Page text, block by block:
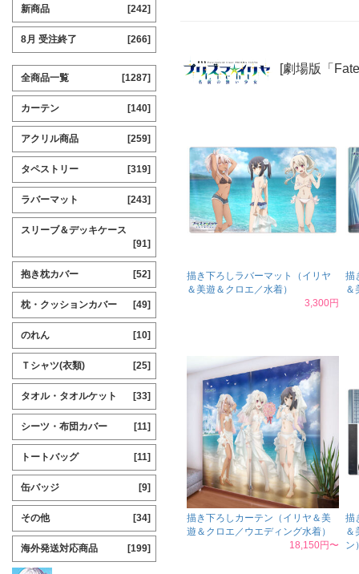
[劇場版「
描き下ろしラバーマット（イリヤ
＆美遊＆クロエ／水着）
3,300円
描
＆
描き下ろしカーテン（イリヤ＆美
遊＆クロエ／ウエディング水着）
18,150円〜
描
＆
ン
新商品 [242]
8月 受注終了 [266]
全商品一覧 [1287]
カーテン [140]
アクリル商品 [259]
タペストリー [319]
ラバーマット [243]
スリーブ＆デッキケース
[91]
抱き枕カバー [52]
枕・クッションカバー [49]
のれん [10]
Ｔシャツ(衣類) [25]
タオル・タオルケット [33]
シーツ・布団カバー [11]
トートバッグ [11]
缶バッジ [9]
その他 [34]
海外発送対応商品 [199]